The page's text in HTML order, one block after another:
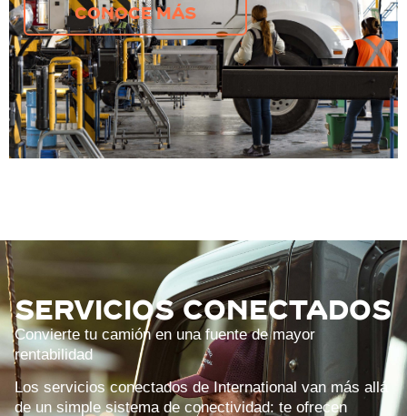
CONOCE MÁS
SERVICIOS CONECTADOS
Convierte tu camión en una fuente de mayor
rentabilidad
Los servicios conectados de International van más allá
de un simple sistema de conectividad: te ofrecen